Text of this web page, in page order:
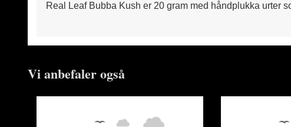
Real Leaf Bubba Kush er 20 gram med håndplukka urter
Vi anbefaler også